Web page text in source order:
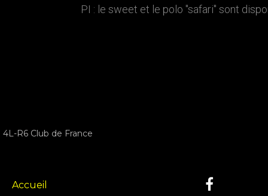
PI : le sweet et le polo "safari" sont
4L-R6 Club de France
Accueil